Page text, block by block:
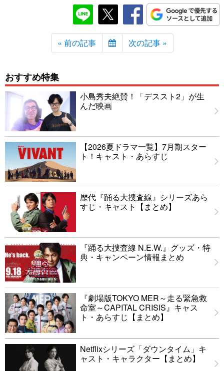
« 前の記事 次の記事 »
おすすめ特集
小島秀夫絶賛！「デススト2」が生
んだ映画
【2026夏ドラマ一覧】7月期スター
ト！キャスト・あらすじ
歴代『踊る大捜査線』シリーズあら
すじ・キャスト【まとめ】
『踊る大捜査線 N.E.W.』グッズ・特
典・キャンペーン情報まとめ
『劇場版TOKYO MER～走る緊急救
命室～CAPITAL CRISIS』キャス
ト・あらすじ【まとめ】
Netflixシリーズ「ダウンタイム」キ
ャスト・キャラクター【まとめ】